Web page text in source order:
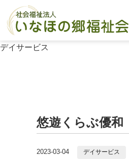
デイサービス
悠遊くらぶ優
2023-03-04 デイサービス